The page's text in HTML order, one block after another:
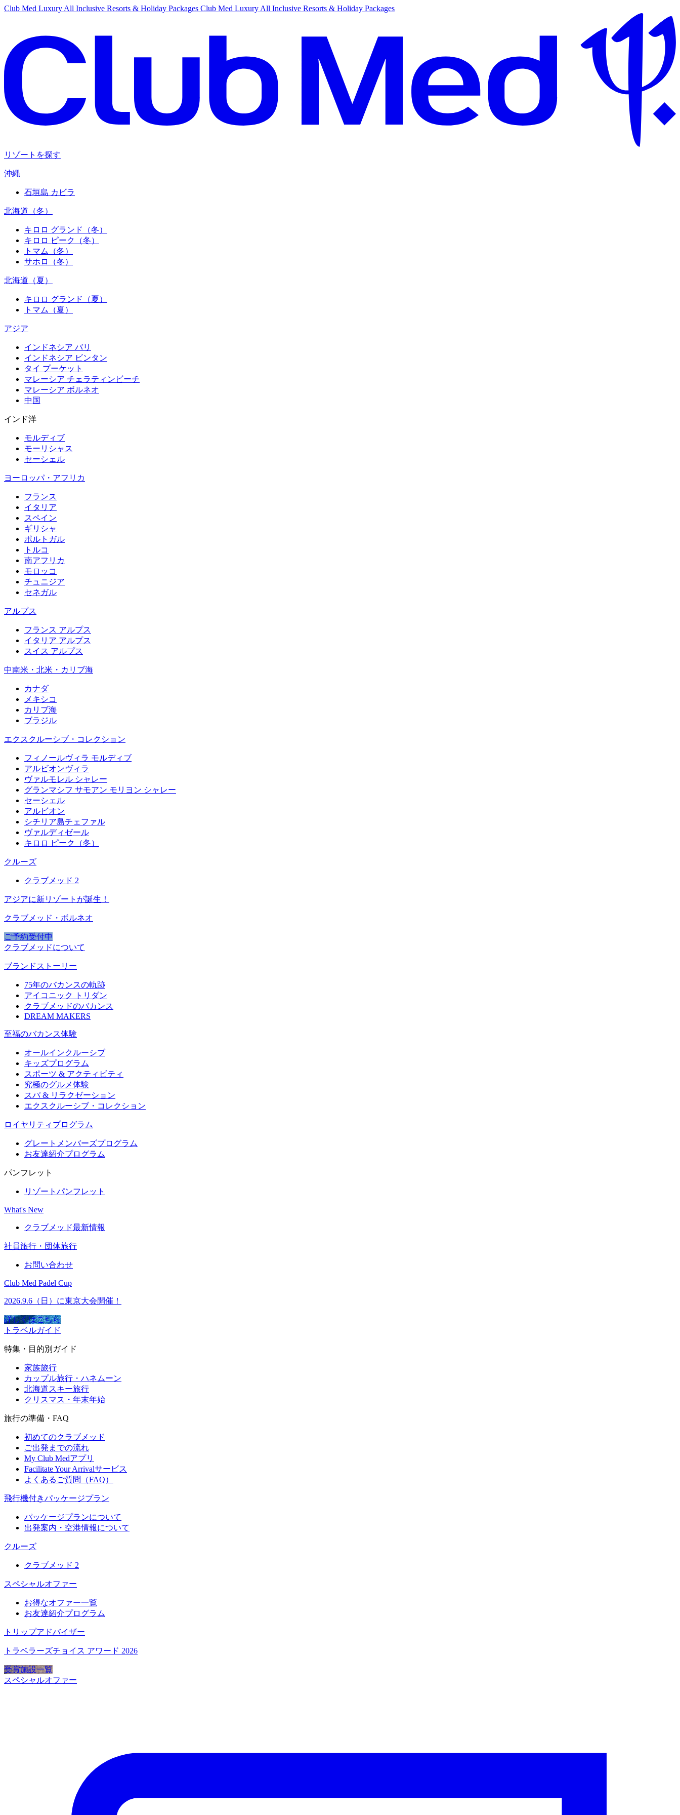
Club Med Luxury All Inclusive Resorts & Holiday Packages Club Med Luxury All Inclusive Resorts & Holiday Packages
リゾートを探す
沖縄
石垣島 カビラ
北海道（冬）
キロロ グランド（冬）
キロロ ピーク（冬）
トマム（冬）
サホロ（冬）
北海道（夏）
キロロ グランド（夏）
トマム（夏）
アジア
インドネシア バリ
インドネシア ビンタン
タイ プーケット
マレーシア チェラティンビーチ
マレーシア ボルネオ
中国
インド洋
モルディブ
モーリシャス
セーシェル
ヨーロッパ・アフリカ
フランス
イタリア
スペイン
ギリシャ
ポルトガル
トルコ
南アフリカ
モロッコ
チュニジア
セネガル
アルプス
フランス アルプス
イタリア アルプス
スイス アルプス
中南米・北米・カリブ海
カナダ
メキシコ
カリブ海
ブラジル
エクスクルーシブ・コレクション
フィノールヴィラ モルディブ
アルビオンヴィラ
ヴァルモレル シャレー
グランマシフ サモアン モリヨン シャレー
セーシェル
アルビオン
シチリア島チェファル
ヴァルディゼール
キロロ ピーク（冬）
クルーズ
クラブメッド 2
アジアに新リゾートが誕生！
クラブメッド・ボルネオ
ご予約受付中
クラブメッドについて
ブランドストーリー
75年のバカンスの軌跡
アイコニック トリダン
クラブメッドのバカンス
DREAM MAKERS
至福のバカンス体験
オールインクルーシブ
キッズプログラム
スポーツ & アクティビティ​
究極のグルメ体験
スパ & リラクゼーション
エクスクルーシブ・コレクション
ロイヤリティプログラム
グレートメンバーズプログラム
お友達紹介プログラム
パンフレット
リゾートパンフレット
What's New
クラブメッド最新情報
社員旅行・団体旅行
お問い合わせ
Club Med Padel Cup
2026.9.6（日）に東京大会開催！
詳しくはこちら
トラベルガイド
特集・目的別ガイド
家族旅行
カップル旅行・ハネムーン
北海道スキー旅行
クリスマス・年末年始
旅行の準備・FAQ
初めてのクラブメッド
ご出発までの流れ
My Club Medアプリ
Facilitate Your Arrivalサービス
よくあるご質問（FAQ）
飛行機付きパッケージプラン
パッケージプランについて
出発案内・空港情報について
クルーズ
クラブメッド 2
スペシャルオファー
お得なオファー一覧
お友達紹介プログラム
トリップアドバイザー
トラベラーズチョイス アワード 2026
受賞施設一覧
スペシャルオファー